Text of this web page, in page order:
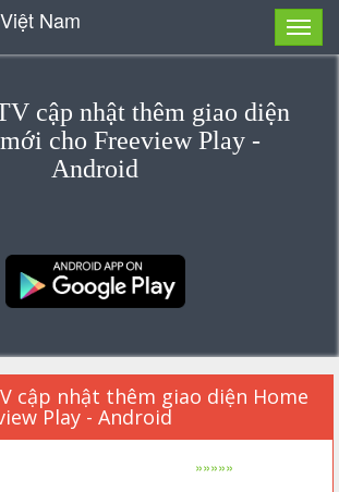
Nam
cập nhật thêm giao diện
cho Freeview Play -
Android
cập nhật thêm giao diện Home
Play - Android
»»»»»